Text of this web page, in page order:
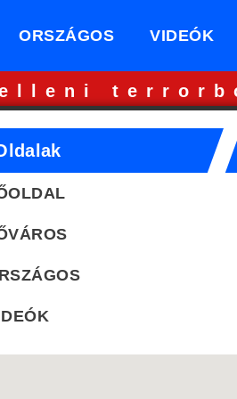
ORSZÁGOS VIDEÓK
elleni